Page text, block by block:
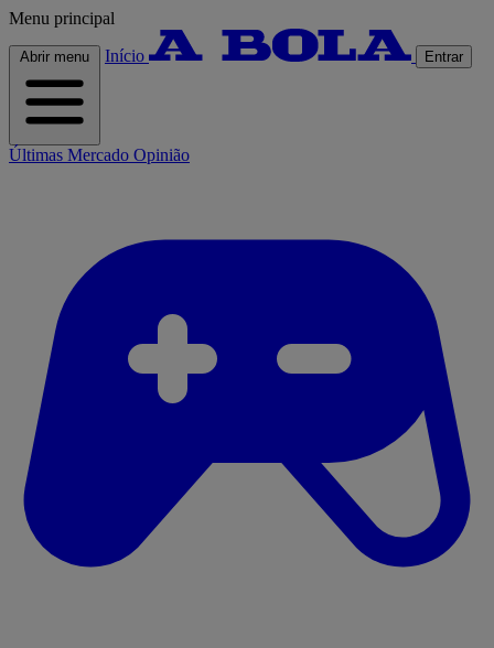
Menu principal
Abrir menu Início Entrar
Últimas Mercado Opinião